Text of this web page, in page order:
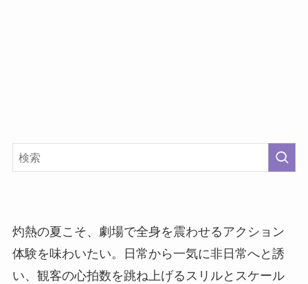
灼熱の夏こそ、劇場で全身を震わせるアクション
体験を味わいたい。日常から一気に非日常へと誘
い、観客の心拍数を跳ね上げるスリルとスケール